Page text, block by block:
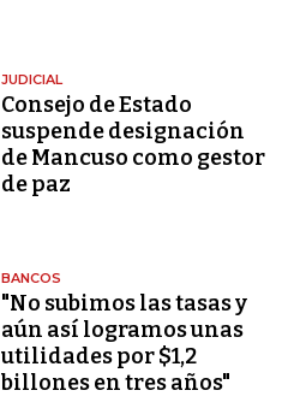
JUDICIAL
Consejo de Estado
suspende designación
de Mancuso como gestor
de paz
BANCOS
"No subimos las tasas y
aún así logramos unas
utilidades por $1,2
billones en tres años"